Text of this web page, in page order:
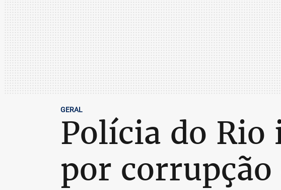
GERAL
Polícia do Rio
por corrupção